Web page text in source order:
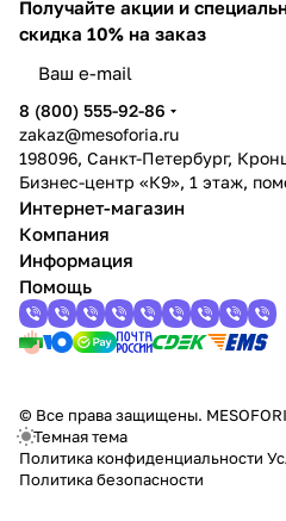
Получайте акции и
скидка 10% на заказ
8 (800) 555-92-86
zakaz@mesoforia.ru
198096, Санкт-Петербург,
Бизнес-центр «К9», 1 этаж,
Интернет-магазин
Компания
Информация
Помощь
© Все права защищены.
Темная тема
Политика конфиденциальности
Политика безопасности